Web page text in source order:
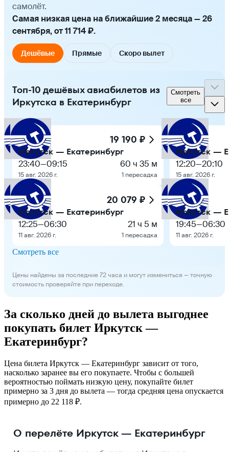
самолёт.
Самая низкая цена на ближайшие 2 месяца — 26
сентября, от 11 714 ₽.
Дешёвые Прямые Скоро вылет
Топ-10 дешёвых авиабилетов из
Иркутска в Екатеринбург
Смотреть
все
19 190 ₽
Иркутск — Екатеринбург
23:40—09:15
15 авг. 2026 г.
60 ч 35 м
1 пересадка
20 079 ₽
Иркутск — Екатеринбург
12:25—06:30
11 авг. 2026 г.
21 ч 5 м
1 пересадка
Иркутск —
12:20—20:10
15 авг. 2026 г.
Иркутск —
19:45—06:30
11 авг. 2026 г.
Смотреть все
Цены найдены за последние 72 часа и могут измениться — точную
стоимость проверяйте при переходе.
За сколько дней до вылета выгоднее
покупать билет Иркутск —
Екатеринбург?
Цена билета Иркутск — Екатеринбург зависит от того,
насколько заранее вы его покупаете. Чтобы с большей
вероятностью поймать низкую цену, покупайте билет
примерно за 3 дня до вылета — тогда средняя цена опускается
примерно до 22 118 ₽.
О перелёте Иркутск — Екатеринбург